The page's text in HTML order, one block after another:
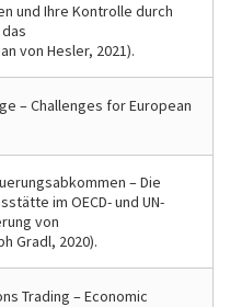
und Ihre Kontrolle durch
von Hesler, 2021).
– Challenges for European
– Die
im OECD- und UN-
von
Gradl, 2020).
Trading – Economic